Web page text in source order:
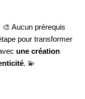
Aucun prérequis
pour transformer
une création
. 💫